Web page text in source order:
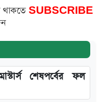
থাকতে SUBSCRIBE
শেষপর্বের ফল